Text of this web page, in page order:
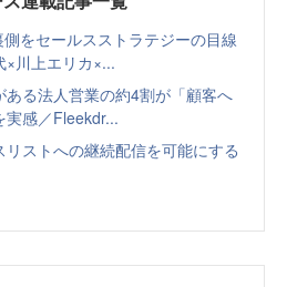
側をセールスストラテジーの目線
×川上エリカ×...
ある法人営業の約4割が「顧客へ
実感／Fleekdr...
ストへの継続配信を可能にする